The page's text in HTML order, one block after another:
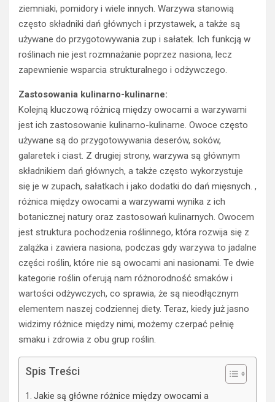
ziemniaki, pomidory i wiele innych. Warzywa stanowią
często składniki dań głównych i przystawek, a także są
używane do przygotowywania zup i sałatek. Ich funkcją w
roślinach nie jest rozmnażanie poprzez nasiona, lecz
zapewnienie wsparcia strukturalnego i odżywczego.
Zastosowania kulinarno-kulinarne:
Kolejną kluczową różnicą między owocami a warzywami
jest ich zastosowanie kulinarno-kulinarne. Owoce często
używane są do przygotowywania deserów, soków,
galaretek i ciast. Z drugiej strony, warzywa są głównym
składnikiem dań głównych, a także często wykorzystuje
się je w zupach, sałatkach i jako dodatki do dań mięsnych. ,
różnica między owocami a warzywami wynika z ich
botanicznej natury oraz zastosowań kulinarnych. Owocem
jest struktura pochodzenia roślinnego, która rozwija się z
zalążka i zawiera nasiona, podczas gdy warzywa to jadalne
części roślin, które nie są owocami ani nasionami. Te dwie
kategorie roślin oferują nam różnorodność smaków i
wartości odżywczych, co sprawia, że są nieodłącznym
elementem naszej codziennej diety. Teraz, kiedy już jasno
widzimy różnice między nimi, możemy czerpać pełnię
smaku i zdrowia z obu grup roślin.
Spis Treści
Jakie są główne różnice między owocami a